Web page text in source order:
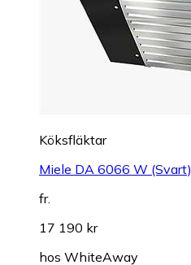
Köksfläktar
Miele DA 6066 W (Svart)
fr.
17 190 kr
hos WhiteAway